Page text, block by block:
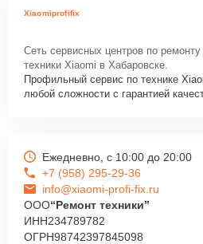
Xiaomiprofifix
Сеть сервисных центров по ремонту
техники Xiaomi в Хабаровске.
Профильный сервис по технике
любой сложности с гарантией
Ежедневно, с 10:00 до 20:00
+7 (958) 295-29-36
info@xiaomi-profi-fix.ru
ООО“Ремонт техники”
ИНН234789782
ОГРН98742397845098